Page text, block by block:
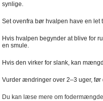
synlige.
Set ovenfra bør hvalpen have en let
Hvis hvalpen begynder at blive for
en smule.
Hvis den virker for slank, kan
Vurder ændringer over 2–3 uger, før
Du kan læse mere om